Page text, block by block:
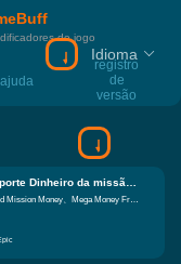
de jogo
ajuda
registro
de
versão
Idioma
Bloons TD 6Modificador-Suporte Dinheiro da missão ilimitada、Mega dinheiro de bloons、Multiplicador de Ganho de Dinheiro Funções iguais
Bloons TD 6 trainer - supports Unlimited Mission Money、Mega Money From Bloons、Money Gain Multiplier